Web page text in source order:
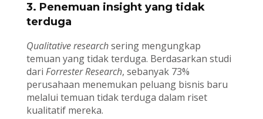
3. Penemuan insight yang tidak
terduga
Qualitative researchsering mengungkap
temuan yang tidak terduga. Berdasarkan studi
dari Forrester Research, sebanyak 73%
perusahaan menemukan peluang bisnis baru
melalui temuan tidak terduga dalam riset
kualitatif mereka.